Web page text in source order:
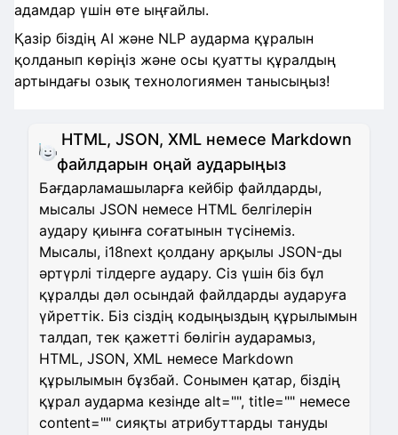
адамдар үшін өте ыңғайлы.
Қазір біздің AI және NLP аударма құралын
қолданып көріңіз және осы қуатты құралдың
артындағы озық технологиямен танысыңыз!
HTML, JSON, XML немесе Markdown
файлдарын оңай аударыңыз
Бағдарламашыларға кейбір файлдарды,
мысалы JSON немесе HTML белгілерін
аудару қиынға соғатынын түсінеміз.
Мысалы, i18next қолдану арқылы JSON-ды
әртүрлі тілдерге аудару. Сіз үшін біз бұл
құралды дәл осындай файлдарды аударуға
үйреттік. Біз сіздің кодыңыздың құрылымын
талдап, тек қажетті бөлігін аударамыз,
HTML, JSON, XML немесе Markdown
құрылымын бұзбай. Сонымен қатар, біздің
құрал аударма кезінде alt="", title="" немесе
content="" сияқты атрибуттарды тануды